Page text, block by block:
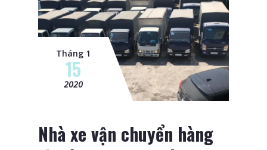
Tháng 1
15
2020
Nhà xe vận chuyển hàng